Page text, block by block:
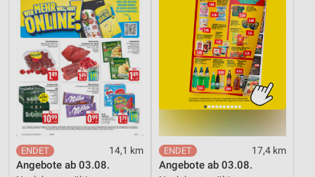
14,1 km
Angebote ab 03.08.
17,4 km
Angebote ab 03.08.